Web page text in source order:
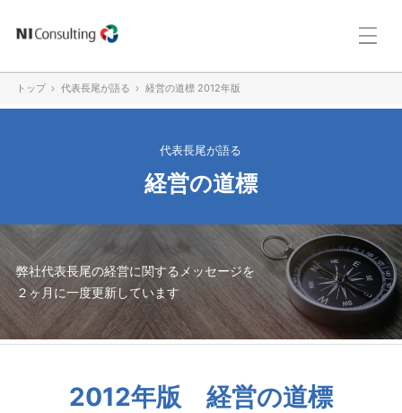
トップ 代表長尾が語る 経営の道標 2012年版
代表長尾が語る
経営の道標
弊社代表長尾の経営に関するメッセージを
２ヶ月に一度更新しています
2012年版 経営の道標